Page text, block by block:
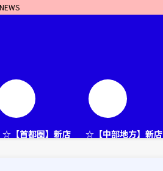
☆【首都圏】新店 ☆【中部地方】新店